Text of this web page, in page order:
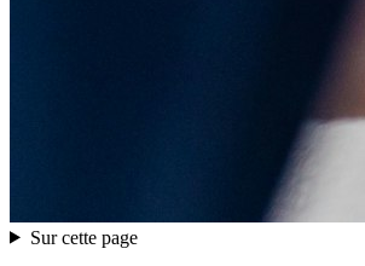
Sur cette page